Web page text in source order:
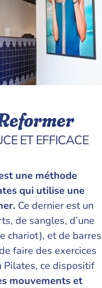
ET EFFICACE
une méthode
qui utilise une
Ce dernier est un
de sangles, d’une
chariot), et de barres
faire des exercices
Pilates, ce dispositif
mouvements et